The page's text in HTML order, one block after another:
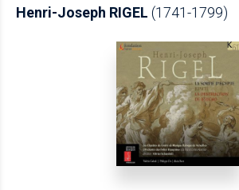
Henri-Joseph RIGEL (1741-1799)